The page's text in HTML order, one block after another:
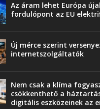
Az áram lehet Európa
fordulópont az EU
Új mérce szerint
internetszolgáltatók
Nem csak a klíma
csökkenthető a
digitális eszközeinek az